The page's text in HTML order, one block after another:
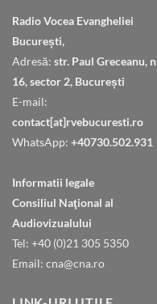
Radio Vocea Evangheliei
București,
Adresă: str. Paul Greceanu,
16, sector 2, București
E-mail:
contact[at]rvebucuresti.ro
WhatsApp: +40730.502.931
Informatii legale
Consiliul Naţional al
Audiovizualului
Tel: +40 (0)21 305 5350
Email: cna@cna.ro